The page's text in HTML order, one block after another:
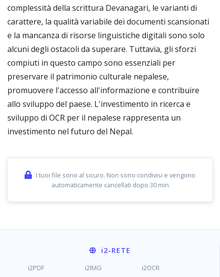
complessità della scrittura Devanagari, le varianti di
carattere, la qualità variabile dei documenti scansionati
e la mancanza di risorse linguistiche digitali sono solo
alcuni degli ostacoli da superare. Tuttavia, gli sforzi
compiuti in questo campo sono essenziali per
preservare il patrimonio culturale nepalese,
promuovere l'accesso all'informazione e contribuire
allo sviluppo del paese. L'investimento in ricerca e
sviluppo di OCR per il nepalese rappresenta un
investimento nel futuro del Nepal.
I tuoi file sono al sicuro. Non sono condivisi e vengono
automaticamente cancellati dopo 30 min
i2-RETE
i2PDF i2IMG i2OCR